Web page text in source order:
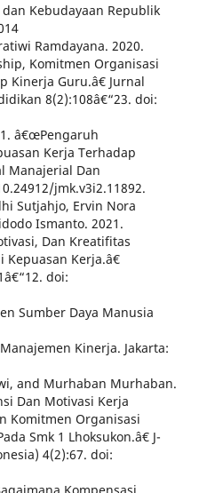
Kebudayaan Republik
Ramdayana. 2020.
Komitmen Organisasi
Kinerja Guru.â€ Jurnal
8(2):108â€“23. doi:
â€œPengaruh
Kerja Terhadap
Manajerial Dan
jmk.v3i2.11892.
Sutjahjo, Ervin Nora
Ismanto. 2021.
Dan Kreatifitas
Kerja.â€
doi:
Sumber Daya Manusia
Kinerja. Jakarta:
and Murhaban Murhaban.
Dan Motivasi Kerja
Komitmen Organisasi
Smk 1 Lhoksukon.â€ J-
4(2):67. doi: